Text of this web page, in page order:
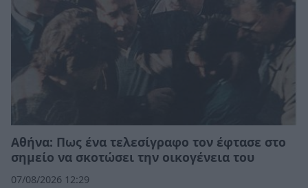
Αθήνα: Πως ένα τελεσίγραφο τον έφτασε στο
σημείο να σκοτώσει την οικογένεια του
07/08/2026 12:29